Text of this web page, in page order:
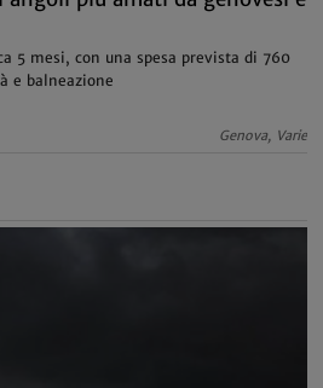
5 mesi, con una spesa prevista di 760
e balneazione
Genova, Varie